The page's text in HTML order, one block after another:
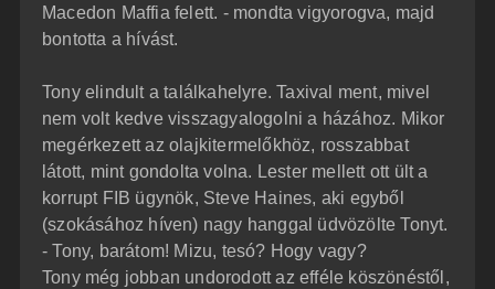
Macedon Maffia felett. - mondta vigyorogva, majd
bontotta a hívást.
Tony elindult a találkahelyre. Taxival ment, mivel
nem volt kedve visszagyalogolni a házához. Mikor
megérkezett az olajkitermelőkhöz, rosszabbat
látott, mint gondolta volna. Lester mellett ott ült a
korrupt FIB ügynök, Steve Haines, aki egyből
(szokásához híven) nagy hanggal üdvözölte Tonyt.
- Tony, barátom! Mizu, tesó? Hogy vagy?
Tony még jobban undorodott az efféle köszönéstől,